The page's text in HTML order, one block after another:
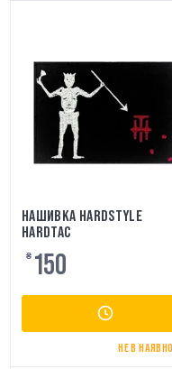
НАШИВКА HARDSTYLE
HARDTAC
₴ 150
НЕ В